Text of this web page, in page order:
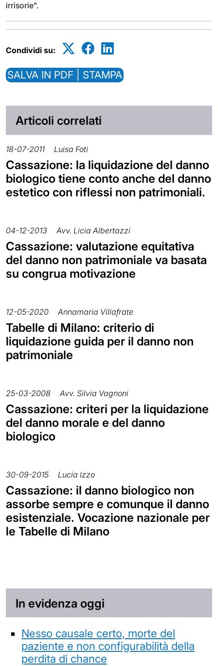
irrisorie".
Condividi su:
SALVA IN PDF | STAMPA
Articoli correlati
18-07-2011 Luisa Foti
Cassazione: la liquidazione del danno
biologico tiene conto anche del danno
estetico con riflessi non patrimoniali.
04-12-2013 Avv. Licia Albertazzi
Cassazione: valutazione equitativa
del danno non patrimoniale va basata
su congrua motivazione
12-05-2020 Annamaria Villafrate
Tabelle di Milano: criterio di
liquidazione guida per il danno non
patrimoniale
25-03-2008 Avv. Silvia Vagnoni
Cassazione: criteri per la liquidazione
del danno morale e del danno
biologico
30-09-2015 Lucia Izzo
Cassazione: il danno biologico non
assorbe sempre e comunque il danno
esistenziale. Vocazione nazionale per
le Tabelle di Milano
In evidenza oggi
Nesso causale certo, morte del
paziente e non configurabilità della
perdita di chance